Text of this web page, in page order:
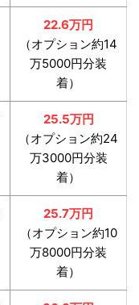
22.6万円
（オプション約14
万5000円分装
着）
25.5万円
（オプション約24
万3000円分装
着）
25.7万円
（オプション約10
万8000円分装
着）